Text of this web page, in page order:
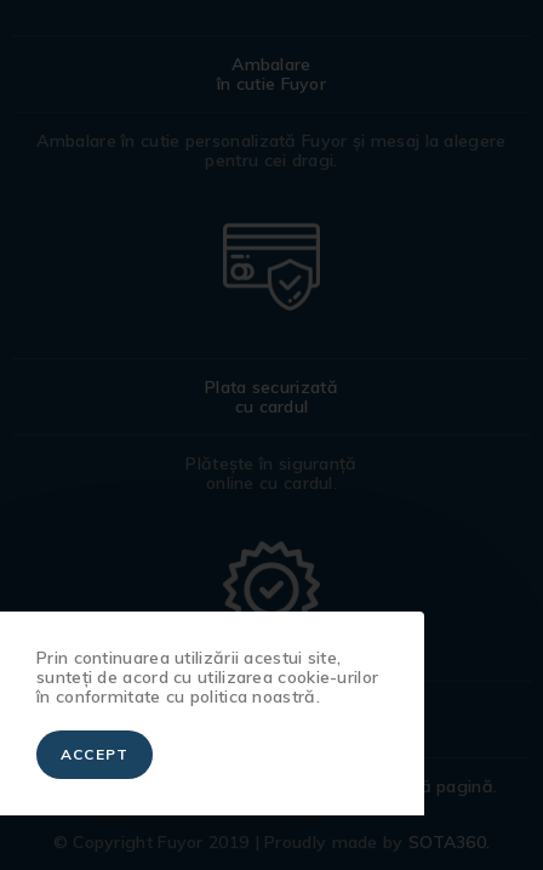
Ambalare
în cutie Fuyor
Ambalare în cutie personalizată Fuyor și mesaj la alegere
pentru cei dragi.
Plata securizată
cu cardul
Plătește în siguranță
online cu cardul.
Certificat
Pentru a afla toate detaliile accesează această pagină.
© Copyright Fuyor 2019 | Proudly made by SOTA360.
Prin continuarea utilizării acestui site,
sunteți de acord cu utilizarea cookie-urilor
în conformitate cu politica noastră.
ACCEPT